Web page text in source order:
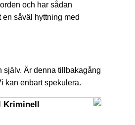
och har sådan
såväl hyttning med
själv. Är denna tillbakagång
kan enbart spekulera.
Kriminell